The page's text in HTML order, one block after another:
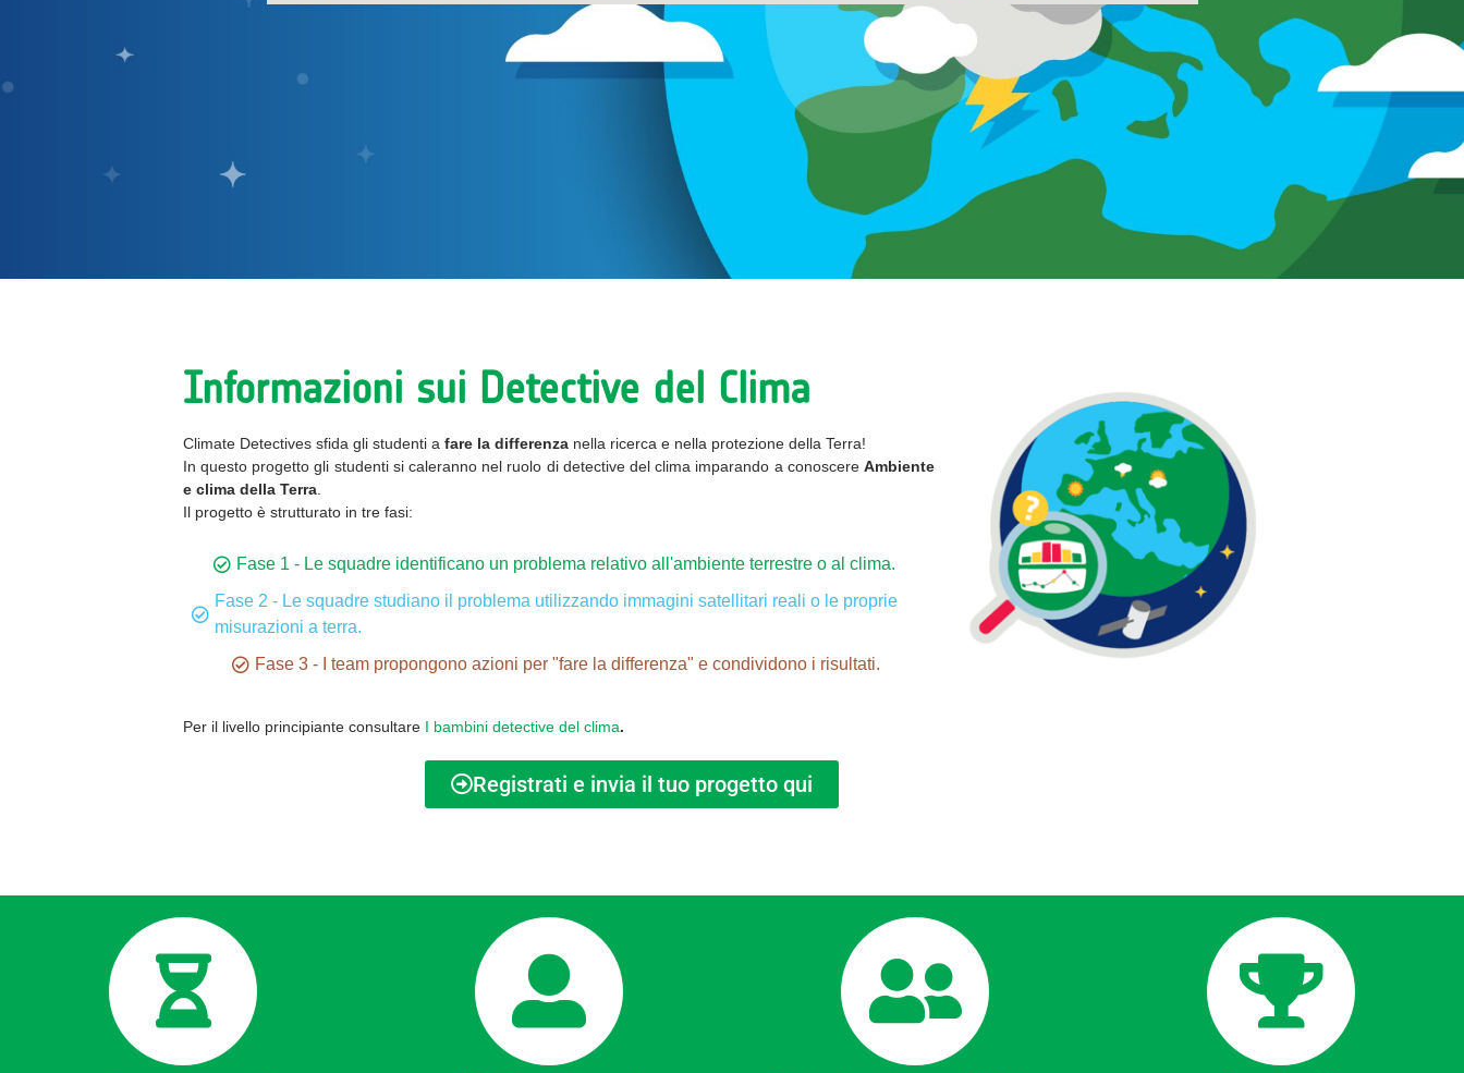
Informazioni sui Detective del Clima
Climate Detectives sfida gli studenti a fare la differenzanella ricerca e nella protezione della Terra!
In questo progetto gli studenti si caleranno nel ruolo di detective del clima imparando a conoscereAmbiente
e clima della Terra.
Il progetto è strutturato in tre fasi:
Fase 1 - Le squadre identificano un problema relativo all'ambiente terrestre o al clima.
Fase 2 - Le squadre studiano il problema utilizzando immagini satellitari reali o le proprie
misurazioni a terra.
Fase 3 - I team propongono azioni per "fare la differenza" e condividono i risultati.
Per il livello principiante consultare I bambini detective del clima.
Registrati e invia il tuo progetto qui